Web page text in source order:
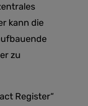
kann die
zu
Register“